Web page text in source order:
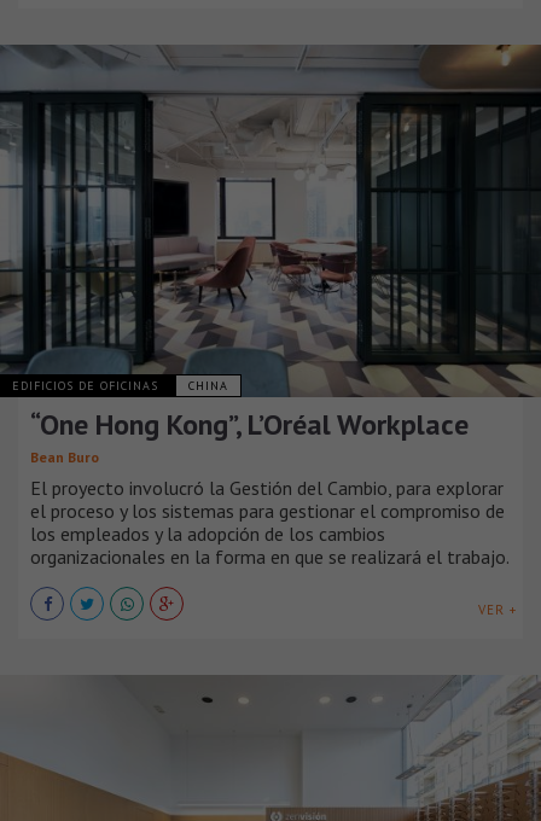
EDIFICIOS DE OFICINAS CHINA
“One Hong Kong”, L’Oréal Workplace
Bean Buro
El proyecto involucró la Gestión del Cambio, para explorar
el proceso y los sistemas para gestionar el compromiso de
los empleados y la adopción de los cambios
organizacionales en la forma en que se realizará el trabajo.
VER +